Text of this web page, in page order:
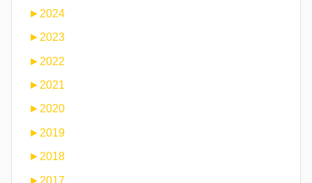
► 2024
► 2023
► 2022
► 2021
►2020
► 2019
► 2018
► 2017